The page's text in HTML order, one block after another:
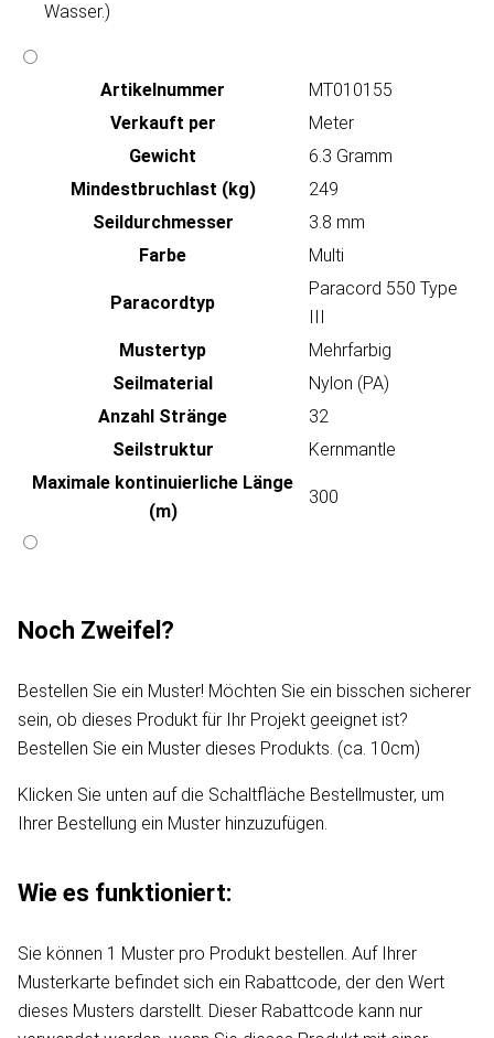
Wasser.)
Artikeln‌ummer
MT010155
Verkauft per
Meter
Gewicht
6.3 Gramm
Mindestbruchlast (kg)
249
Seildurchmesser
3.8 mm
Farbe
Multi
Paracordtyp
Paracord 550 Type
III
Mustertyp
Mehrfarbig
Seilmaterial
Nylon (PA)
Anzahl Stränge
32
Seilstruktur
Kernmantle
Maximale kontinuierliche Länge
(m)
300
Noch Zweifel?
Bestellen Sie ein Muster! Möchten Sie ein bisschen sicherer
sein, ob dieses Produkt für Ihr Projekt geeignet ist?
Bestellen Sie ein Muster dieses Produkts. (ca. 10cm)
Klicken Sie unten auf die Schaltfläche Bestellmuster, um
Ihrer Bestellung ein Muster hinzuzufügen.
Wie es funktioniert:
Sie können 1 Muster pro Produkt bestellen. Auf Ihrer
Musterkarte befindet sich ein Rabattcode, der den Wert
dieses Musters darstellt. Dieser Rabattcode kann nur